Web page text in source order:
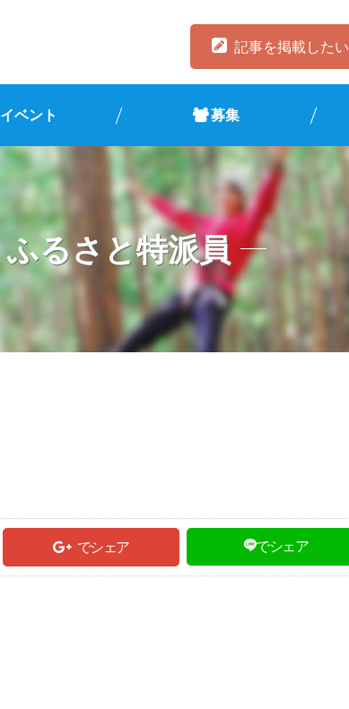
記事を掲載したい
イベント 募集
ふるさと特派員
でシェア でシェア